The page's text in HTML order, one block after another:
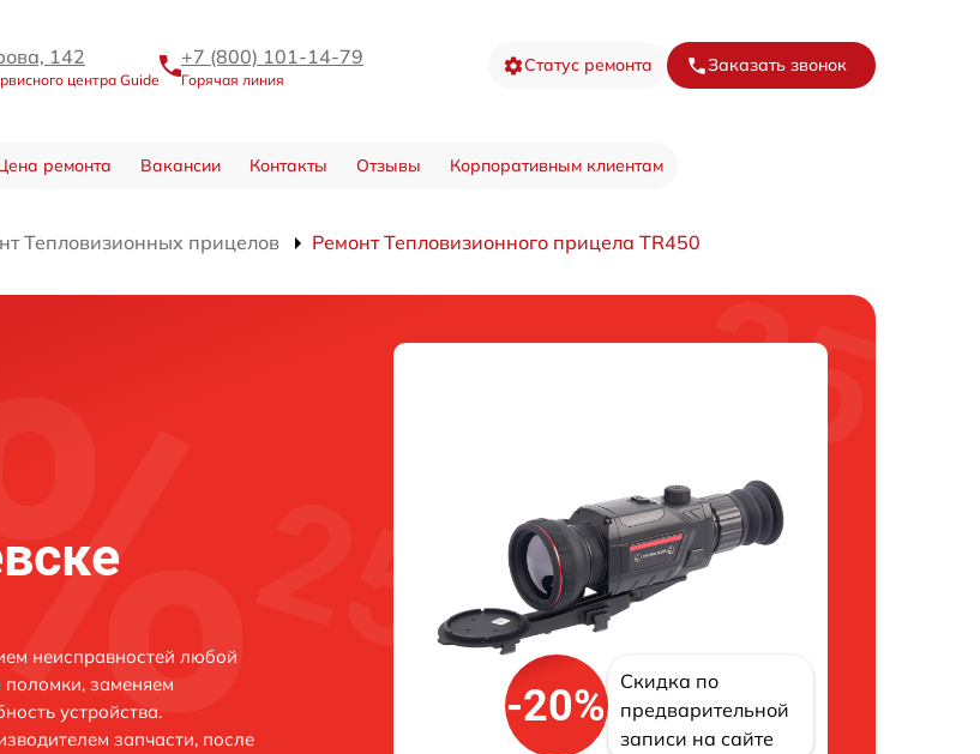
142
центра Guide
+7 (800) 101-14-79
Горячая линия
Статус ремонта Заказать звонок
ремонта Вакансии Контакты Отзывы Корпоративным клиентам
Тепловизионных прицелов Ремонт Тепловизионного прицела TR450
неисправностей любой
заменяем
устройства.
запчасти, после
-20%
Скидка по
предварительной
записи на сайте